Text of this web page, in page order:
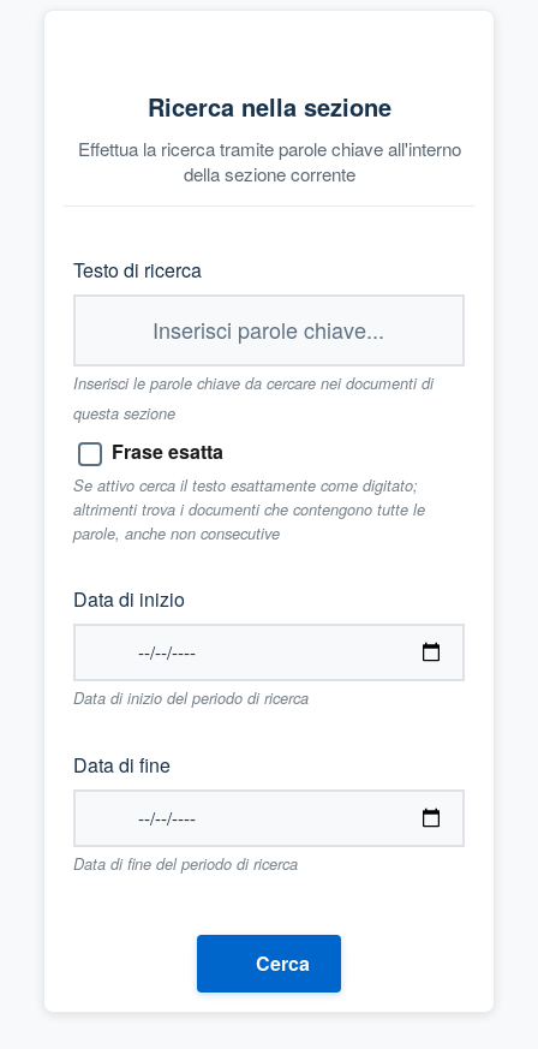
Ricerca nella sezione
Effettua la ricerca tramite parole chiave all'interno
della sezione corrente
Testo di ricerca
Inserisci le parole chiave da cercare nei documenti di
questa sezione
Frase esatta
Se attivo cerca il testo esattamente come digitato;
altrimenti trova i documenti che contengono tutte le
parole, anche non consecutive
Data di inizio
Data di inizio del periodo di ricerca
Data di fine
Data di fine del periodo di ricerca
Cerca